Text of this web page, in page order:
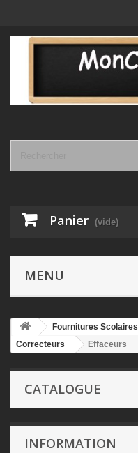
Panier (vide)
MENU
Fournitures Scolaires
Correcteurs
Effaceurs
CATALOGUE
INFORMATION